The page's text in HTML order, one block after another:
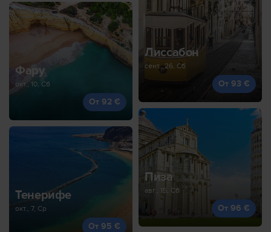
Фару
окт., 10, Сб
От 92 €
Лиссабон
сент., 26, Сб
От 93 €
Тенерифе
окт., 7, Ср
От 95 €
Пиза
авг., 15, Сб
От 96 €